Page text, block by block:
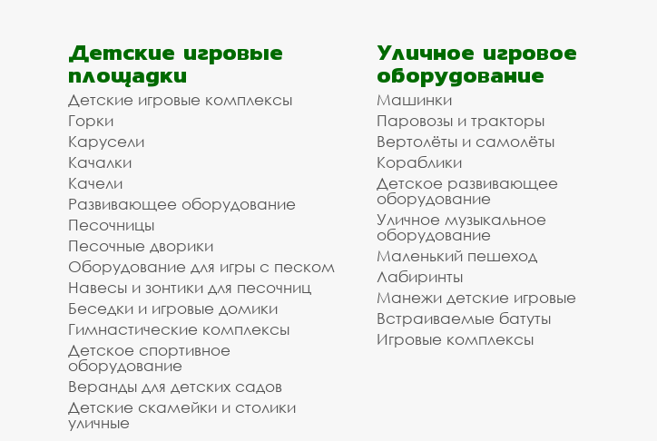
Детские игровые
площадки
Детские игровые комплексы
Горки
Карусели
Качалки
Качели
Развивающее оборудование
Песочницы
Песочные дворики
Оборудование для игры с песком
Навесы и зонтики для песочниц
Беседки и игровые домики
Гимнастические комплексы
Детское спортивное
оборудование
Веранды для детских садов
Детские скамейки и столики
уличные
Уличное игровое
оборудование
Машинки
Паровозы и тракторы
Вертолёты и самолёты
Кораблики
Детское развивающее
оборудование
Уличное музыкальное
оборудование
Маленький пешеход
Лабиринты
Манежи детские игровые
Встраиваемые батуты
Игровые комплексы